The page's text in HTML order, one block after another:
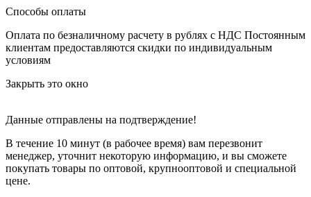
Способы оплаты
Оплата по безналичному расчету в рублях с НДС Постоянным
клиентам предоставляются скидки по индивидуальным
условиям
Закрыть это окно
Данные отправлены на подтверждение!
В течение 10 минут (в рабочее время) вам перезвонит
менеджер, уточнит некоторую информацию, и вы сможете
покупать товары по оптовой, крупнооптовой и специальной
цене.